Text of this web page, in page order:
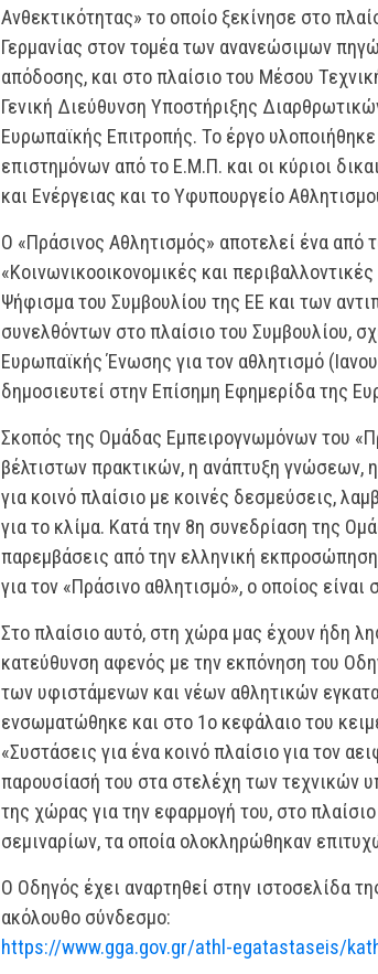
Ανθεκτικότητας» το οποίο ξεκίνησε στο
Γερμανίας στον τομέα των ανανεώσιμων
απόδοσης, και στο πλαίσιο του Μέσου
Γενική Διεύθυνση Υποστήριξης
Ευρωπαϊκής Επιτροπής. Το έργο
επιστημόνων από το Ε.Μ.Π. και οι κύριοι
και Ενέργειας και το Υφυπουργείο
Ο «Πράσινος Αθλητισμός» αποτελεί ένα από
«Κοινωνικοοικονομικές και
Ψήφισμα του Συμβουλίου της ΕΕ και των
συνελθόντων στο πλαίσιο του Συμβουλίου,
Ευρωπαϊκής Ένωσης για τον αθλητισμό
δημοσιευτεί στην Επίσημη Εφημερίδα της
Σκοπός της Ομάδας Εμπειρογνωμόνων του
βέλτιστων πρακτικών, η ανάπτυξη γνώσεων,
για κοινό πλαίσιο με κοινές δεσμεύσεις,
για το κλίμα. Κατά την 8η συνεδρίαση της
παρεμβάσεις από την ελληνική
για τον «Πράσινο αθλητισμό», ο οποίος
Στο πλαίσιο αυτό, στη χώρα μας έχουν ήδη
κατεύθυνση αφενός με την εκπόνηση του
των υφιστάμενων και νέων αθλητικών
ενσωματώθηκε και στο 1ο κεφάλαιο του
«Συστάσεις για ένα κοινό πλαίσιο για τον
παρουσίασή του στα στελέχη των τεχνικών
της χώρας για την εφαρμογή του, στο
σεμιναρίων, τα οποία ολοκληρώθηκαν
Ο Οδηγός έχει αναρτηθεί στην ιστοσελίδα
ακόλουθο σύνδεσμο:
https://www.gga.gov.gr/athl-egatastaseis/